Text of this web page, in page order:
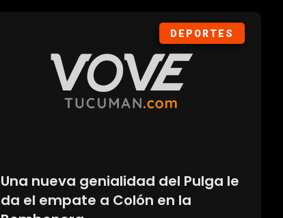
DEPORTES
Una nueva genialidad del Pulga le
da el empate a Colón en la